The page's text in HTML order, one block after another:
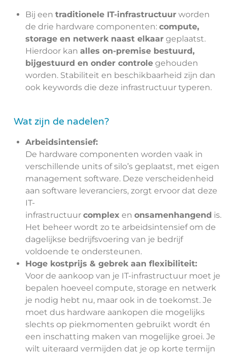
Bij een traditionele IT-infrastructuur worden
de drie hardware componenten: compute,
storage en netwerk naast elkaar geplaatst.
Hierdoor kan alles on-premise bestuurd,
bijgestuurd en onder controle gehouden
worden. Stabiliteit en beschikbaarheid zijn dan
ook keywords die deze infrastructuur typeren.
Wat zijn de nadelen?
Arbeidsintensief:
De hardware componenten worden vaak in
verschillende units of silo’s geplaatst, met eigen
management software. Deze verscheidenheid
aan software leveranciers, zorgt ervoor dat deze
IT-
infrastructuur complex en onsamenhangend is.
Het beheer wordt zo te arbeidsintensief om de
dagelijkse bedrijfsvoering van je bedrijf
voldoende te ondersteunen.
Hoge kostprijs & gebrek aan flexibiliteit:
Voor de aankoop van je IT-infrastructuur moet je
bepalen hoeveel compute, storage en netwerk
je nodig hebt nu, maar ook in de toekomst. Je
moet dus hardware aankopen die mogelijks
slechts op piekmomenten gebruikt wordt én
een inschatting maken van mogelijke groei. Je
wilt uiteraard vermijden dat je op korte termijn